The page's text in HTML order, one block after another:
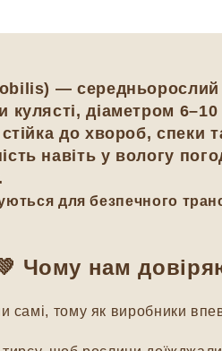
—
кулясті, діаметром
до хвороб,
навіть у вологу
для безпечного
Чому нам
тому як виробники